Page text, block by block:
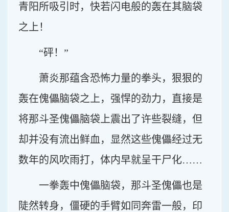
青阳所吸引时，快若闪电般的轰在其脑袋
之上！
“砰！”
萧炎那蕴含恐怖力量的拳头，狠狠的
轰在傀儡脑袋之上，强悍的劲力，直接是
将那斗圣傀儡脑袋上震出了许些裂缝，但
却并没有流出鲜血，显然这些傀儡经过无
数年的风吹雨打，体内早就呈干尸化……
一拳轰中傀儡脑袋，那斗圣傀儡也是
陡然转身，僵硬的手臂如同奔雷一般，印